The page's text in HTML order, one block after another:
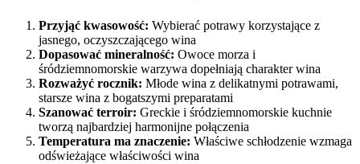
Przyjąć kwasowość: Wybierać potrawy korzystające z
jasnego, oczyszczającego wina
Dopasować mineralność: Owoce morza i
śródziemnomorskie warzywa dopełniają charakter wina
Rozważyć rocznik: Młode wina z delikatnymi potrawami,
starsze wina z bogatszymi preparatami
Szanować terroir: Greckie i śródziemnomorskie kuchnie
tworzą najbardziej harmonijne połączenia
Temperatura ma znaczenie: Właściwe schłodzenie wzmaga
odświeżające właściwości wina